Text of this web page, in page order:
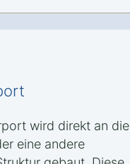
wird direkt an die
eine andere